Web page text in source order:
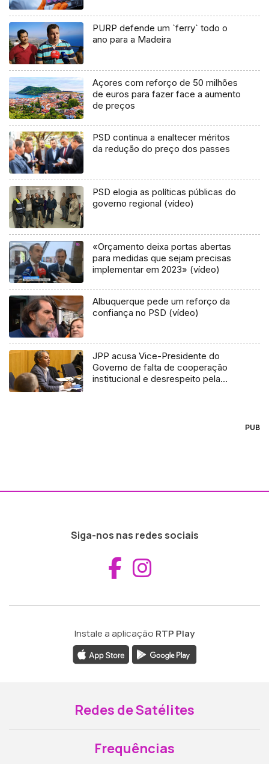
PURP defende um `ferry` todo o
ano para a Madeira
Açores com reforço de 50 milhões
de euros para fazer face a aumento
de preços
PSD continua a enaltecer méritos
da redução do preço dos passes
PSD elogia as políticas públicas do
governo regional (vídeo)
«Orçamento deixa portas abertas
para medidas que sejam precisas
implementar em 2023» (vídeo)
Albuquerque pede um reforço da
confiança no PSD (vídeo)
JPP acusa Vice-Presidente do
Governo de falta de cooperação
institucional e desrespeito pela
PUB
Siga-nos nas redes sociais
Aceder ao
Instale a aplicação RTP Play
Redes de Satélites
Frequências